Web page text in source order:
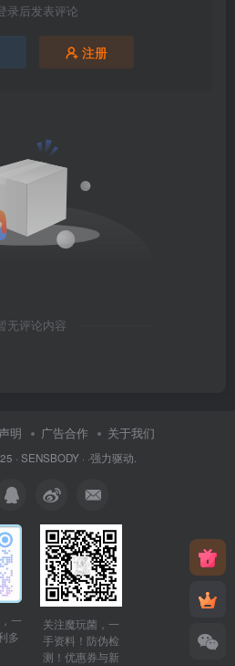
录后发表评论
注册
无评论内容
明 广告合作 关于我们
· SENSBODY· ·强力驱动.
一
多
关注魔玩菌，一
手资料！防伪检
测！优惠券与新